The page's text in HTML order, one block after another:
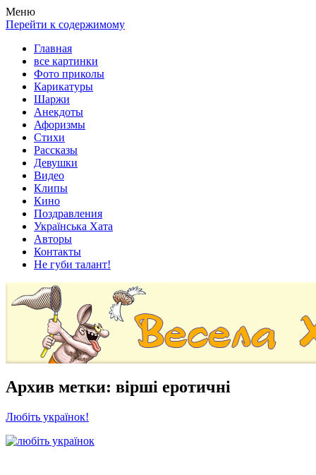
Весела хата — прикольные картинки, смешные истории,
клипы!
Покажем всем ваши фото приколы, карикатуры, шаржи, стихи,
рассказы, видео и песни!
Меню
Перейти к содержимому
Главная
все картинки
Фото приколы
Карикатуры
Шаржи
Анекдоты
Афоризмы
Стихи
Рассказы
Девушки
Видео
Клипы
Кино
Поздравления
Українська Хата
Авторы
Контакты
Не губи талант!
Архив метки: вірші еротичні
Любіть українок!